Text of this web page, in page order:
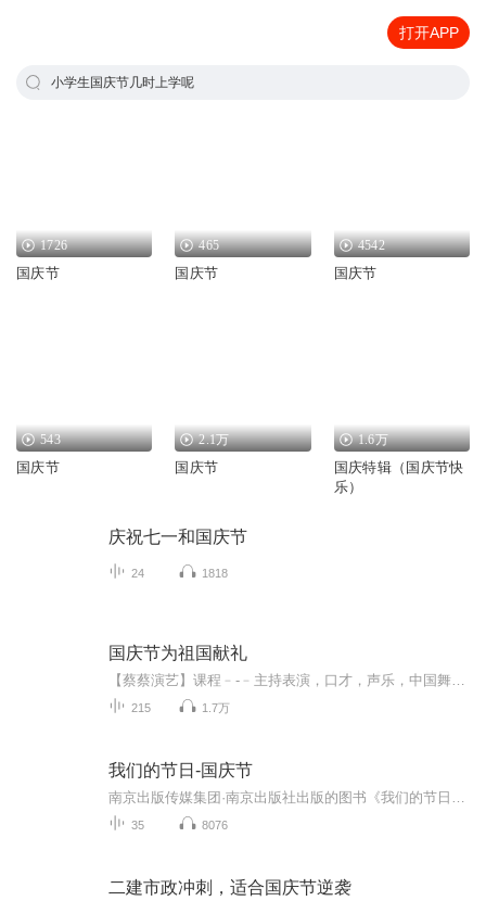
打开APP
小学生国庆节几时上学呢
1726
国庆节
465
国庆节
4542
国庆节
543
国庆节
2.1万
国庆节
1.6万
国庆特辑（国庆节快
乐）
庆祝七一和国庆节
24 1818
国庆节为祖国献礼
215 1.7万
我们的节日-国庆节
35 8076
二建市政冲刺，适合国庆节逆袭